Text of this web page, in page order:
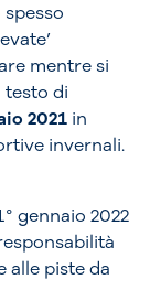
mentre si
testo di
2021 in
invernali.
gennaio 2022
alle piste da